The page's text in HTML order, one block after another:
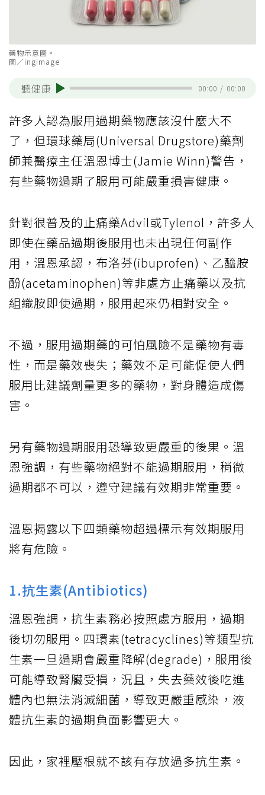
藥物示意圖。
圖／ingimage
聽健康 00:00 / 00:00
許多人認為服用過期藥物應該沒什麼大不
了，但環球藥局(Universal Drugstore)藥劑
師兼醫療主任溫恩博士(Jamie Winn)警告，
有些藥物過期了服用可能嚴重損害健康。
針對很普及的止痛藥Advil或Tylenol，許多人
即使在藥品過期後服用也未出現任何副作
用，溫恩承認，布洛芬(ibuprofen)、乙醯胺
酚(acetaminophen)等非處方止痛藥以及抗
組織胺即使過期，服用起來仍相對安全。
不過，服用過期藥的可怕風險不是藥物有毒
性，而是藥效喪失；藥效不足可能促使人們
服用比建議劑量更多的藥物，對身體造成傷
害。
另有藥物過期服用恐導致更嚴重的後果。溫
恩強調，有些藥物絕對不能過期服用，稍微
過期都不可以，遵守建議有效期非常重要。
溫恩揭露以下四類藥物超過標示有效期服用
將有危險。
1.抗生素(Antibiotics)
溫恩強調，抗生素務必按照處方服用，過期
後切勿服用。四環素(tetracyclines)等類型抗
生素一旦過期會嚴重降解(degrade)，服用後
可能導致腎臟受損，況且，失去藥效後吃進
體內也無法消滅細菌，導致更嚴重感染，液
體抗生素的過期負面影響更大。
因此，家裡壓根就不該有存放過多抗生素。